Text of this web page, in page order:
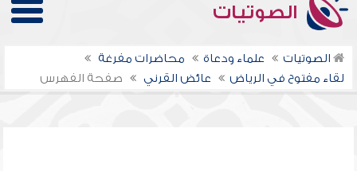
الصوتيات
الصوتيات علماء ودعاة
محاضرات مفرغة
لقاء مفتوح في الرياض
عائض القرني صفحة الفهرس